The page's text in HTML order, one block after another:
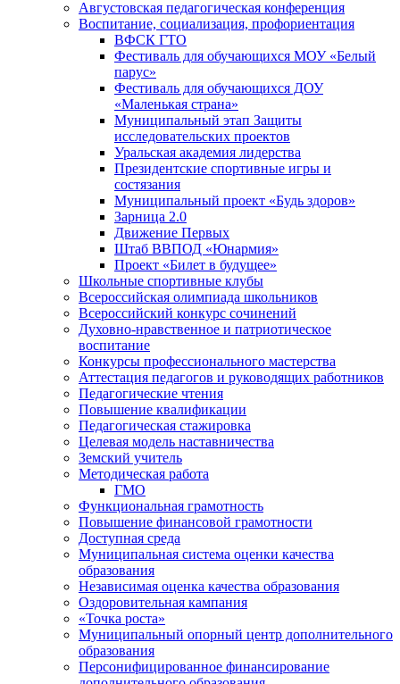
Августовская педагогическая конференция
Воспитание, социализация, профориентация
ВФСК ГТО
Фестиваль для обучающихся МОУ «Белый
парус»
Фестиваль для обучающихся ДОУ
«Маленькая страна»
Муниципальный этап Защиты
исследовательских проектов
Уральская академия лидерства
Президентские спортивные игры и
состязания
Муниципальный проект «Будь здоров»
Зарница 2.0
Движение Первых
Штаб ВВПОД «Юнармия»
Проект «Билет в будущее»
Школьные спортивные клубы
Всероссийская олимпиада школьников
Всероссийский конкурс сочинений
Духовно-нравственное и патриотическое
воспитание
Конкурсы профессионального мастерства
Аттестация педагогов и руководящих работников
Педагогические чтения
Повышение квалификации
Педагогическая стажировка
Целевая модель наставничества
Земский учитель
Методическая работа
ГМО
Функциональная грамотность
Повышение финансовой грамотности
Доступная среда
Муниципальная система оценки качества
образования
Независимая оценка качества образования
Оздоровительная кампания
«Точка роста»
Муниципальный опорный центр дополнительного
образования
Персонифицированное финансирование